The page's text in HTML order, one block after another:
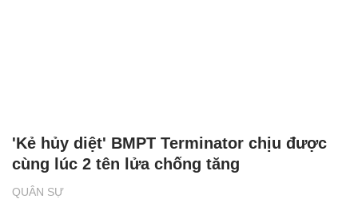
QUÂN SỰ
'Kẻ hủy diệt' BMPT Terminator chịu được
cùng lúc 2 tên lửa chống tăng